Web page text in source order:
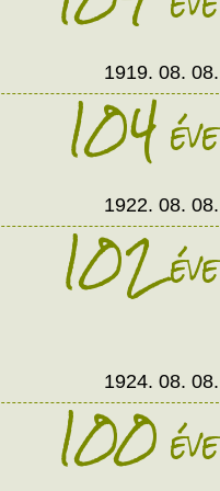
1919. 08. 08.
104éve
1922. 08. 08.
102éve
1924. 08. 08.
100éve